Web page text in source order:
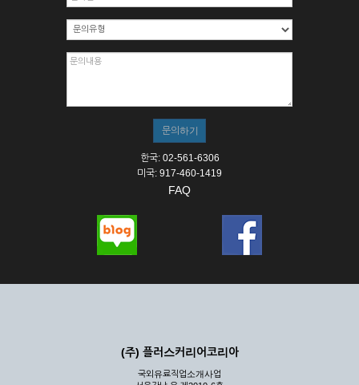
한국: 02-561-6306
미국: 917-460-1419
FAQ
(주) 플러스커리어코리아
국외유료직업소개사업